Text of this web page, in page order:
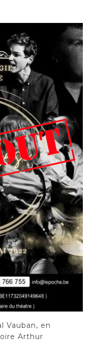
Vauban, en
Arthur